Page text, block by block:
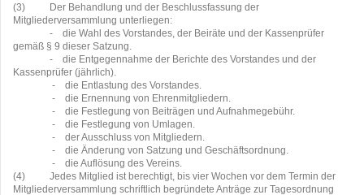
(3)
Der Behandlung und der Beschlussfassung der
Mitgliederversammlung unterliegen:
-
die Wahl des Vorstandes, der Beiräte und der Kassenprüfer
gemäß § 9 dieser Satzung.
-
die Entgegennahme der Berichte des Vorstandes und der
Kassenprüfer (jährlich).
-
die Entlastung des Vorstandes.
-
die Ernennung von Ehrenmitgliedern.
-
die Festlegung von Beiträgen und Aufnahmegebühr.
-
die Festlegung von Umlagen.
-
der Ausschluss von Mitgliedern.
-
die Änderung von Satzung und Geschäftsordnung.
-
die Auflösung des Vereins.
(4)
Jedes Mitglied ist berechtigt, bis vier Wochen vor dem Termin der
Mitgliederversammlung schriftlich begründete Anträge zur Tagesordnung